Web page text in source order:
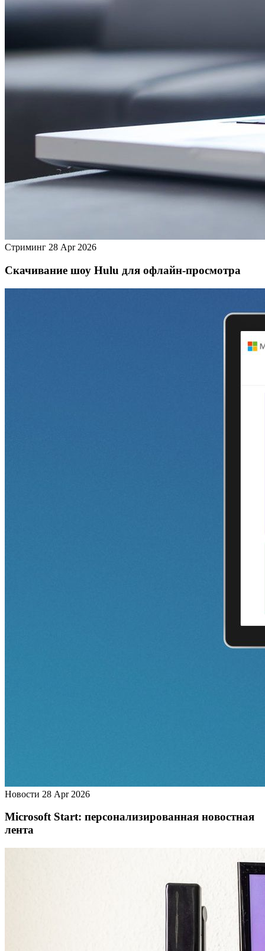
Стриминг 28 Apr 2026
Скачивание шоу Hulu для офлайн‑просмотра
Новости 28 Apr 2026
Microsoft Start: персонализированная новостная
лента